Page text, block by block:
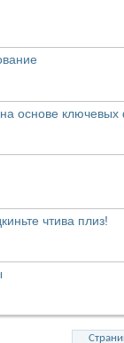
основе ключевых
чтива плиз!